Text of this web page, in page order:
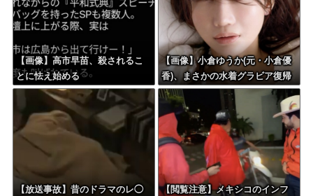
【画像】高市早苗、殺されるこ
とに怯え始める
【画像】小倉ゆうか(元・小倉優
香)、まさかの水着グラビア復帰
ｗｗｗｗｗ
【放送事故】昔のドラマのレ◯
【閲覧注意】メキシコのインフ